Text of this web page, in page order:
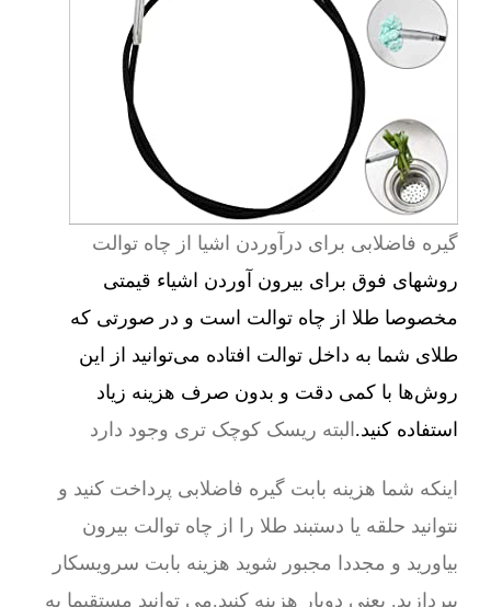
گیره فاضلابی برای درآوردن اشیا از چاه توالت
روشهای فوق برای بیرون آوردن اشیاء قیمتی
مخصوصا طلا از چاه توالت است و در صورتی که
طلای شما به داخل توالت افتاده می‌توانید از این
روش‌ها با کمی دقت و بدون صرف هزینه زیاد
استفاده کنید.البته ریسک کوچک تری وجود دارد
اینکه شما هزینه بابت گیره فاضلابی پرداخت کنید و
نتوانید حلقه یا دستبند طلا را از چاه توالت بیرون
بیاورید و مجددا مجبور شوید هزینه بابت سرویسکار
بپردازید. یعنی دوبار هزینه کنید.می توانید مستقیما به